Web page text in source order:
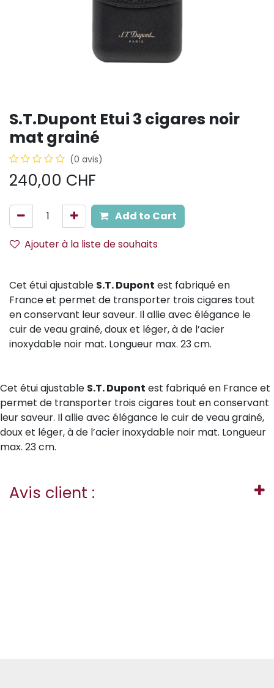
S.T.Dupont Etui 3 cigares noir
mat grainé
(0 avis)
240,00 CHF
Add to Cart
Ajouter à la liste de souhaits
Cet étui ajustable S.T. Dupont est fabriqué en
France et permet de transporter trois cigares tout
en conservant leur saveur. Il allie avec élégance le
cuir de veau grainé, doux et léger, à de l’acier
inoxydable noir mat. Longueur max. 23 cm.
Cet étui ajustable S.T. Dupont est fabriqué en France et
permet de transporter trois cigares tout en conservant
leur saveur. Il allie avec élégance le cuir de veau grainé,
doux et léger, à de l’acier inoxydable noir mat. Longueur
max. 23 cm.
Avis client :